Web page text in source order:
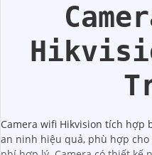
Camera wifi Hikvision tích hợp
an ninh hiệu quả, phù hợp